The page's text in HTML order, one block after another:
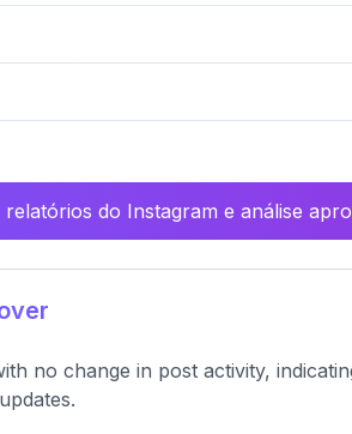
do Instagram e análise
no change in post activity,